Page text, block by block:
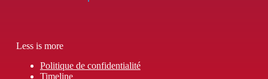
Less is more
Politique de confidentialité
Timeline